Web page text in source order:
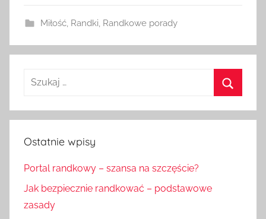
Miłość, Randki Randkowe porady
Szukaj:
Ostatnie wpisy
Portal randkowy – szansa na szczęście?
Jak bezpiecznie randkować – podstawowe
zasady